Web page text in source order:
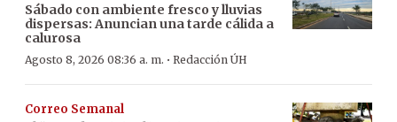
Sábado con ambiente fresco y lluvias
dispersas: Anuncian una tarde cálida a
calurosa
Agosto 8, 2026 08:36 a. m. · Redacción ÚH
Correo Semanal